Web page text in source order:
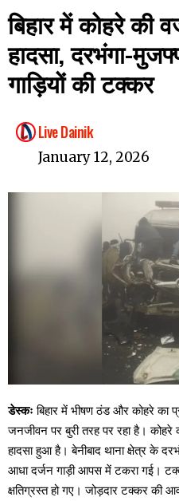
बिहार में कोहरे
हादसा, दरभंगा-
गाड़ियों की टक्कर
Live Dainik
January 12, 2026
डेस्कः बिहार में भीषण ठंड और कोहरे
जनजीवन पर बुरी तरह पर रहा है।
हादसा हुआ है। बेनीबाद थाना क्षेत्र के
आधा दर्जन गाड़ी आपस में टकरा गई।
क्षतिग्रस्त हो गए। जोड़दार टक्कर की